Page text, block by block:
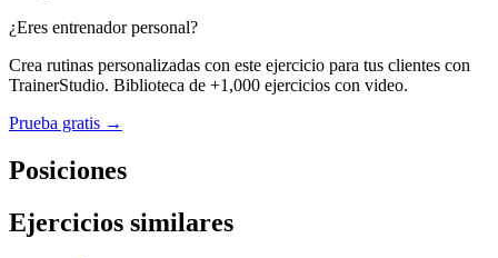
¿Eres entrenador personal?
Crea rutinas personalizadas con este ejercicio para tus clientes con
TrainerStudio. Biblioteca de +1,000 ejercicios con video.
Prueba gratis →
Posiciones
Ejercicios similares